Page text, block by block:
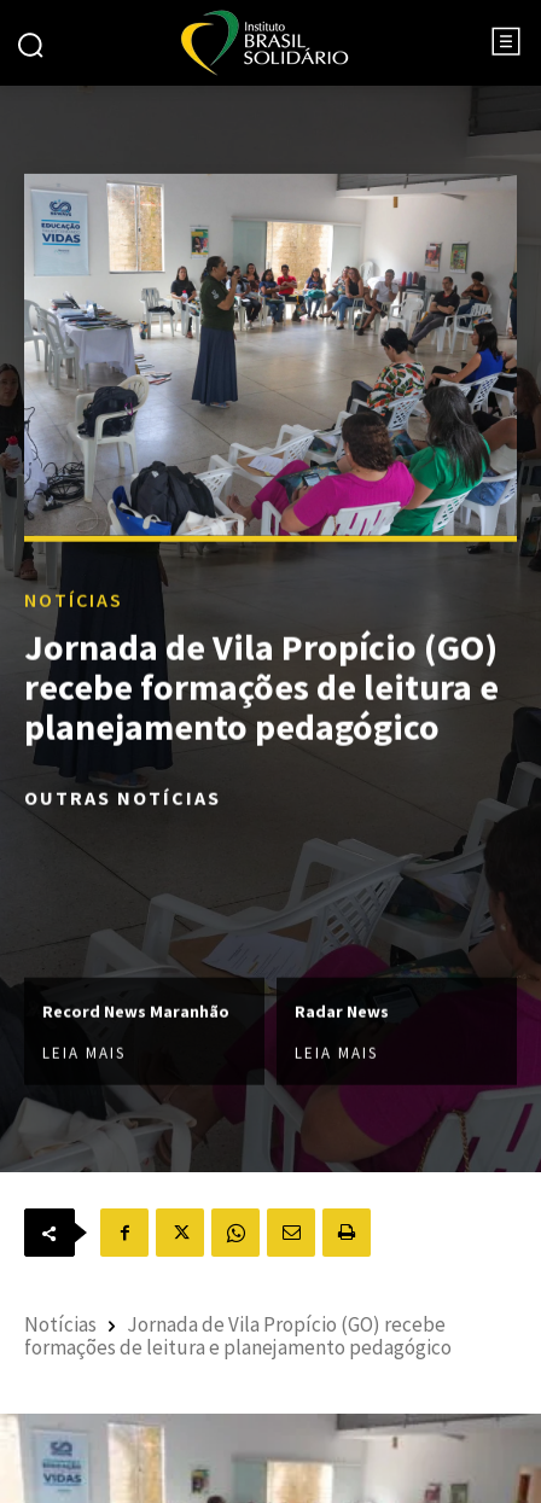
NOTÍCIAS
Jornada de Vila Propício (GO)
recebe formações de leitura e
planejamento pedagógico
OUTRAS NOTÍCIAS
Record News Maranhão
LEIA MAIS
Radar News
LEIA MAIS
Notícias
Jornada de Vila Propício (GO) recebe
formações de leitura e planejamento pedagógico